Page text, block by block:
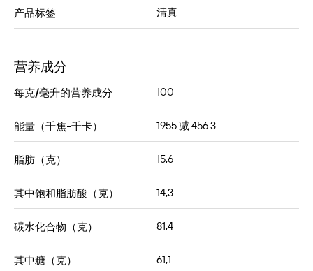
产品标签 清真
营养成分
每克/毫升的营养成分 100
能量（千焦-千卡） 1955 减 456.3
脂肪（克） 15,6
其中饱和脂肪酸（克） 14,3
碳水化合物（克） 81,4
其中糖（克） 61,1